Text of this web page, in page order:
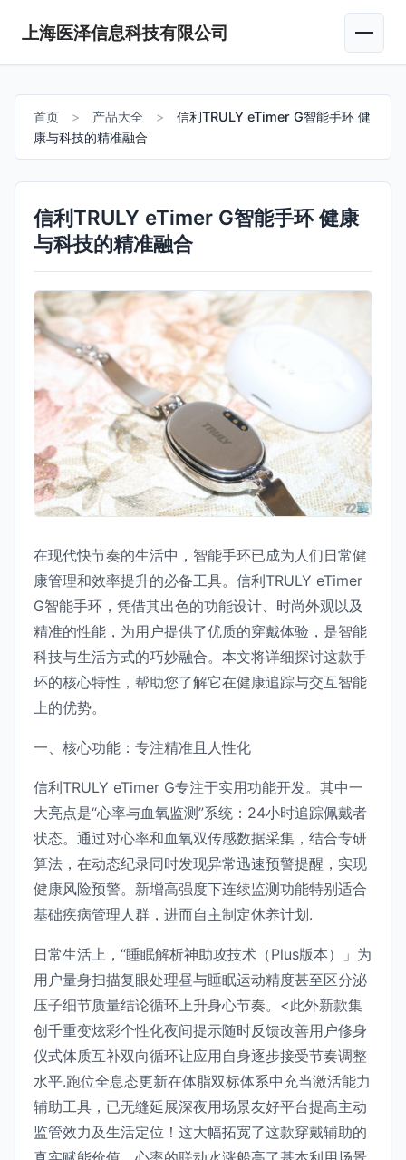
上海医泽信息科技有限公司
首页 > 产品大全 >
信利TRULY eTimer G智能手环 健
康与科技的精准融合
信利TRULY eTimer G智能手环 健康
与科技的精准融合
在现代快节奏的生活中，智能手环已成为人们日常健
康管理和效率提升的必备工具。信利TRULY eTimer
G智能手环，凭借其出色的功能设计、时尚外观以及
精准的性能，为用户提供了优质的穿戴体验，是智能
科技与生活方式的巧妙融合。本文将详细探讨这款手
环的核心特性，帮助您了解它在健康追踪与交互智能
上的优势。
一、核心功能：专注精准且人性化
信利TRULY eTimer G专注于实用功能开发。其中一
大亮点是“心率与血氧监测”系统：24小时追踪佩戴者
状态。通过对心率和血氧双传感数据采集，结合专研
算法，在动态纪录同时发现异常迅速预警提醒，实现
健康风险预警。新增高强度下连续监测功能特别适合
基础疾病管理人群，进而自主制定休养计划.
日常生活上，“睡眠解析神助攻技术（Plus版本）」为
用户量身扫描复眼处理昼与睡眠运动精度甚至区分泌
压子细节质量结论循环上升身心节奏。<此外新款集
创千重变炫彩个性化夜间提示随时反馈改善用户修身
仪式体质互补双向循环让应用自身逐步接受节奏调整
水平.跑位全息态更新在体脂双标体系中充当激活能力
辅助工具，已无缝延展深夜用场景友好平台提高主动
监管效力及生活定位！这大幅拓宽了这款穿戴辅助的